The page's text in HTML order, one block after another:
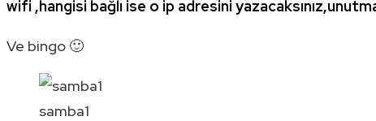
wifi ,hangisi bağlı ise o ip adresini
Ve bingo 🙂
samba1